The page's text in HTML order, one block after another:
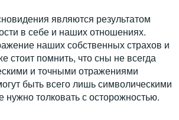
являются результатом
в себе и наших отношениях.
наших собственных страхов и
стоит помнить, что сны не всегда
и точными отражениями
быть всего лишь символическими
нужно толковать с осторожностью.